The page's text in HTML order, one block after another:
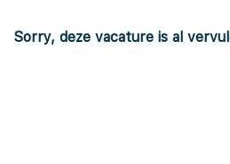
Sorry, deze vacature is al